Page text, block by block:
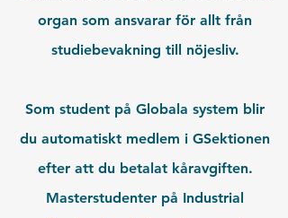
organ som ansvarar för allt från
studiebevakning till nöjesliv.
Som student på Globala system blir
du automatiskt medlem i GSektionen
efter att du betalat kåravgiften.
Masterstudenter på Industrial